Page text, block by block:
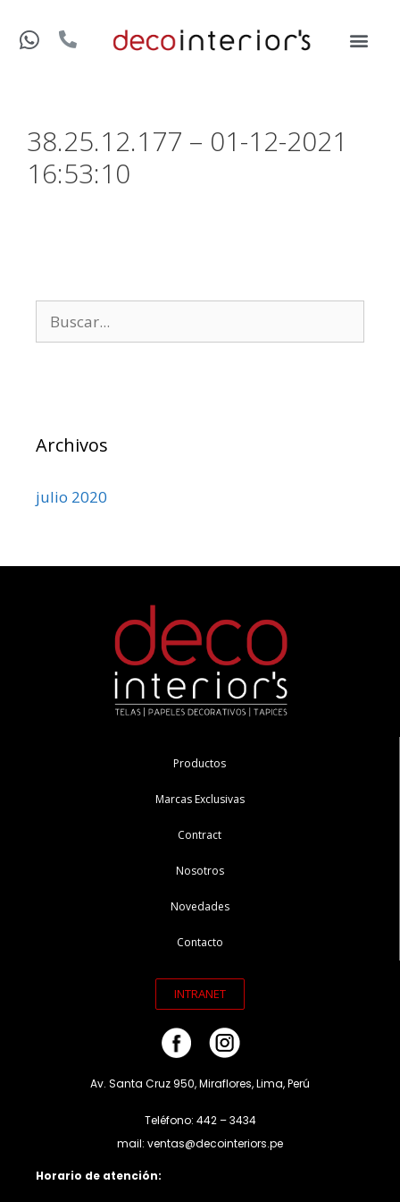
38.25.12.177 – 01-12-2021
16:53:10
Archivos
julio 2020
Productos
Marcas Exclusivas
Contract
Nosotros
Novedades
Contacto
INTRANET
Av. Santa Cruz 950, Miraflores, Lima, Perú
Teléfono: 442 – 3434
mail: ventas@decointeriors.pe
Horario de atención: